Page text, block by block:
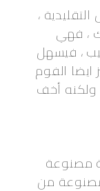
،
، فهي
، فيسهل
الفوم
ولكنه أخف
مصنوعة
من